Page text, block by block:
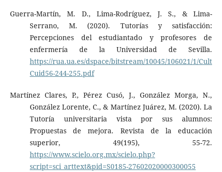
Guerra-Martín, M. D., Lima-Rodríguez, J. S., & Lima-
Serrano, M. (2020). Tutorías y satisfacción:
Percepciones del estudiantado y profesores de
enfermería de la Universidad de Sevilla.
https://rua.ua.es/dspace/bitstream/10045/106021/1/Cult
Cuid56-244-255.pdf
Martínez Clares, P., Pérez Cusó, J., González Morga, N.,
González Lorente, C., & Martínez Juárez, M. (2020). La
Tutoría universitaria vista por sus alumnos:
Propuestas de mejora. Revista de la educación
superior, 49(195), 55-72.
https://www.scielo.org.mx/scielo.php?
script=sci_arttext&pid=S0185-27602020000300055